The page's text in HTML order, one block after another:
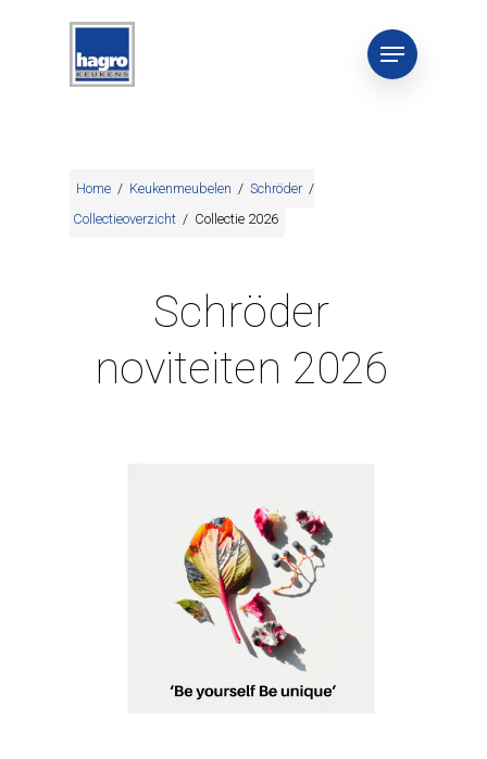
Home / Keukenmeubelen / Schröder /
Collectieoverzicht / Collectie 2026
Schröder
noviteiten 2026